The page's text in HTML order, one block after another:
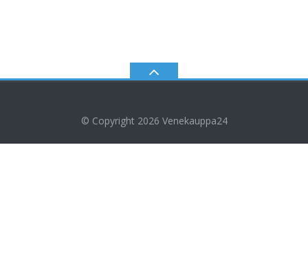
© Copyright 2026 Venekauppa24